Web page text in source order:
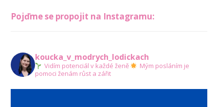
Pojďme se propojit na Instagramu:
koucka_v_modrych_lodickach
Vidím potenciál v každé ženě
Mým posláním je
pomoci ženám růst a zářit